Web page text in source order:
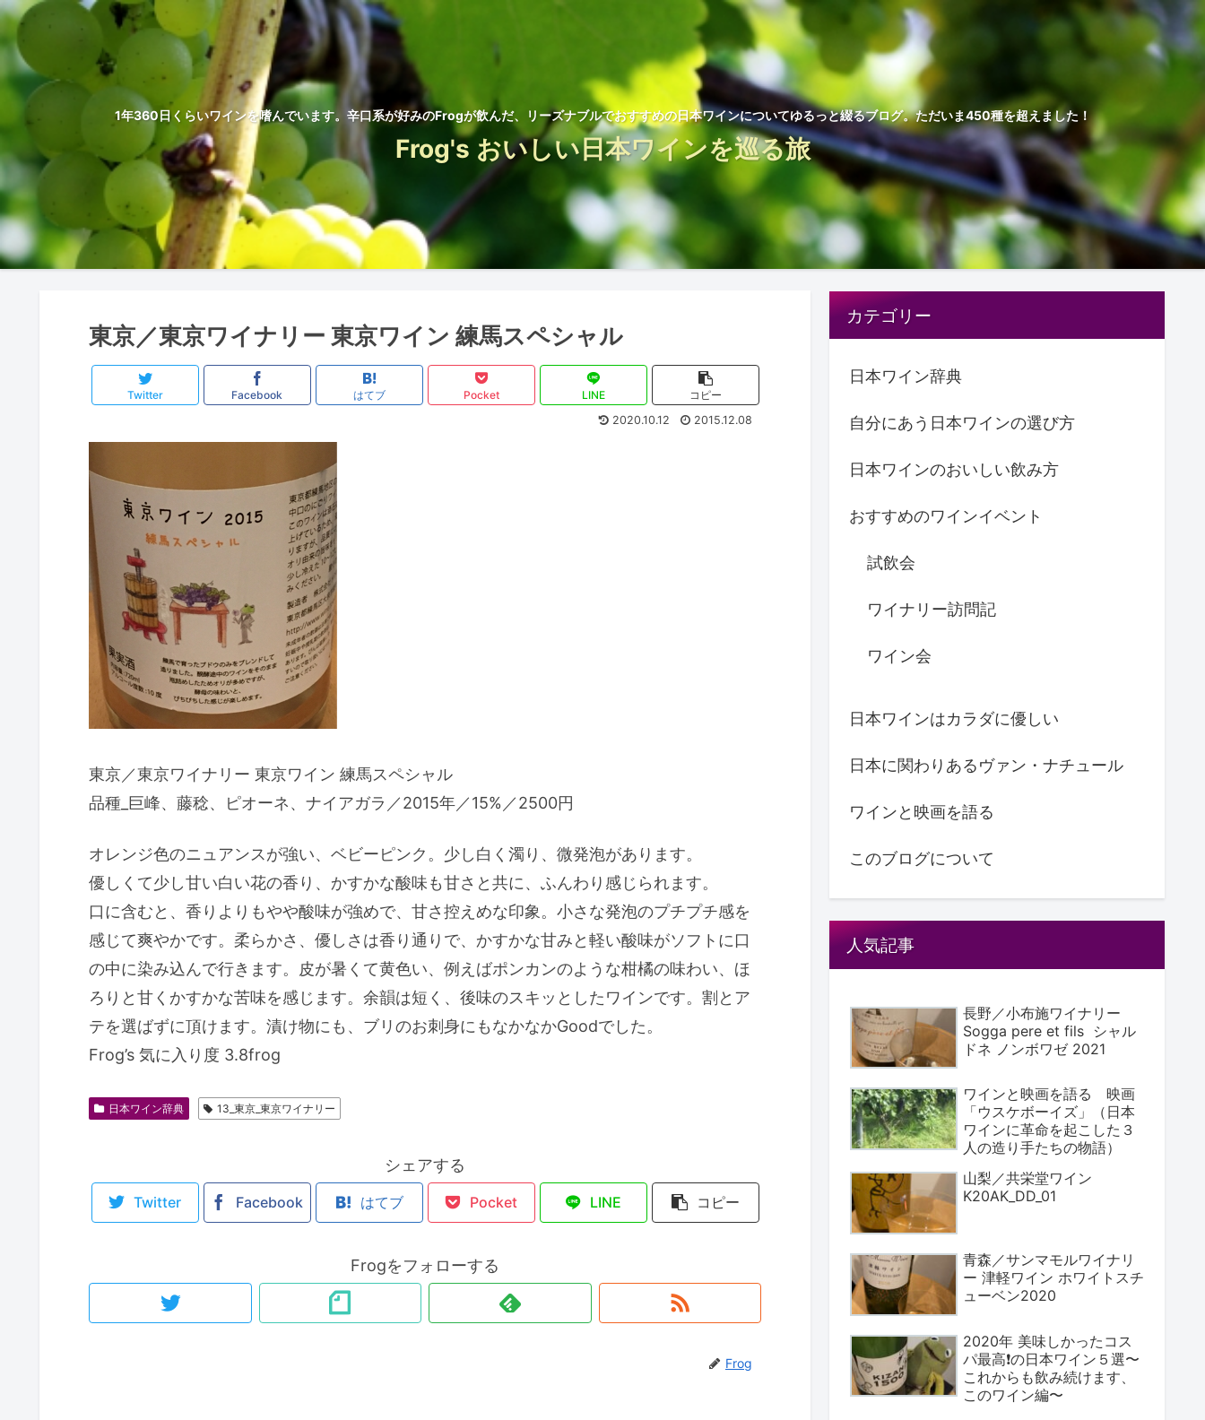
1年360日くらいワインを嗜んでいます。辛口系が好みのFrogが飲んだ、リーズナブルでおすすめの日本ワインについてゆるっと綴るブログ。ただいま450種を超えました！
Frog's おいしい日本ワインを巡る旅
東京／東京ワイナリー 東京ワイン 練馬スペシャル
Twitter Facebook はてブ Pocket LINE
コピー
2020.10.12
2015.12.08
東京／東京ワイナリー 東京ワイン 練馬スペシャル
品種_巨峰、藤稔、ピオーネ、ナイアガラ／2015年／15%／2500円
オレンジ色のニュアンスが強い、ベビーピンク。少し白く濁り、微発泡があります。
優しくて少し甘い白い花の香り、かすかな酸味も甘さと共に、ふんわり感じられます。
口に含むと、香りよりもやや酸味が強めで、甘さ控えめな印象。小さな発泡のプチプチ感を
感じて爽やかです。柔らかさ、優しさは香り通りで、かすかな甘みと軽い酸味がソフトに口
の中に染み込んで行きます。皮が暑くて黄色い、例えばポンカンのような柑橘の味わい、ほ
ろりと甘くかすかな苦味を感じます。余韻は短く、後味のスキッとしたワインです。割とア
テを選ばずに頂けます。漬け物にも、ブリのお刺身にもなかなかGoodでした。
Frog’s 気に入り度 3.8frog
日本ワイン辞典 13_東京_東京ワイナリー
シェアする
Twitter Facebook はてブ Pocket LINE コピー
Frogをフォローする
Frog
カテゴリー
日本ワイン辞典
自分にあう日本ワインの選び方
日本ワインのおいしい飲み方
おすすめのワインイベント
試飲会
ワイナリー訪問記
ワイン会
日本ワインはカラダに優しい
日本に関わりあるヴァン・ナチュール
ワインと映画を語る
このブログについて
人気記事
長野／小布施ワイナリー
Sogga pere et fils シャル
ドネ ノンボワゼ 2021
ワインと映画を語る 映画
「ウスケボーイズ」（日本
ワインに革命を起こした３
人の造り手たちの物語）
山梨／共栄堂ワイン
K20AK_DD_01
青森／サンマモルワイナリ
ー 津軽ワイン ホワイトスチ
ューベン2020
2020年 美味しかったコス
パ最高❗️の日本ワイン５選〜
これからも飲み続けます、
このワイン編〜